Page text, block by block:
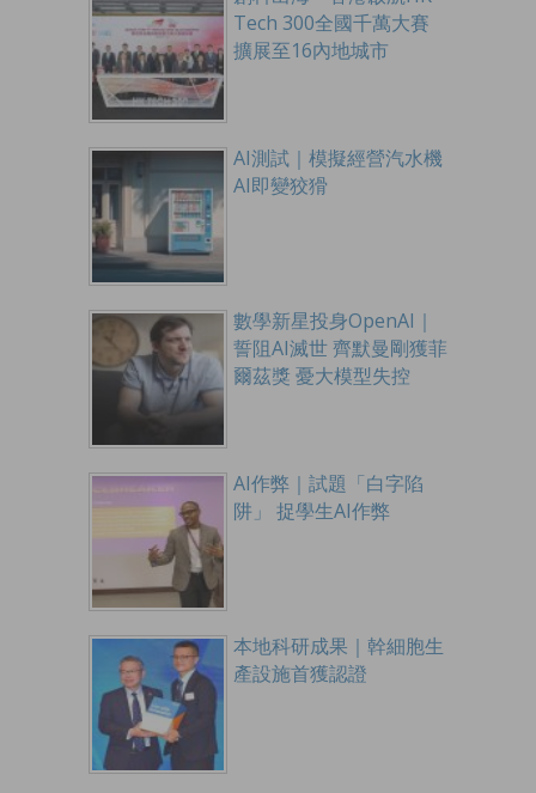
Tech 300全國千萬大賽
擴展至16內地城市
AI測試｜模擬經營汽水機
AI即變狡猾
數學新星投身OpenAI｜
誓阻AI滅世 齊默曼剛獲菲
爾茲獎 憂大模型失控
AI作弊｜試題「白字陷
阱」 捉學生AI作弊
本地科研成果｜幹細胞生
產設施首獲認證